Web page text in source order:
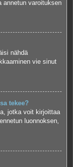
annetun varoituksen
nähdä
vie sinut
tekee?
jotka voit kirjoittaa
luonnoksen,